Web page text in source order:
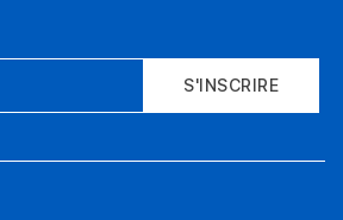
S'INSCRIRE